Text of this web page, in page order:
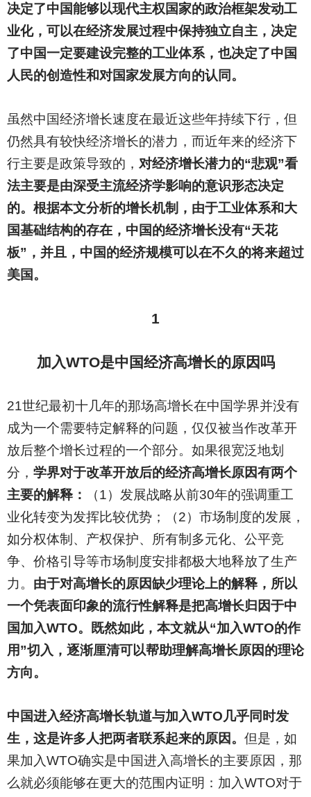
决定了中国能够以现代主权国家的政治框架发动工
业化，可以在经济发展过程中保持独立自主，决定
了中国一定要建设完整的工业体系，也决定了中国
人民的创造性和对国家发展方向的认同。
虽然中国经济增长速度在最近这些年持续下行，但
仍然具有较快经济增长的潜力，而近年来的经济下
行主要是政策导致的， 对经济增长潜力的“悲观”看
法主要是由深受主流经济学影响的意识形态决定
的。根据本文分析的增长机制，由于工业体系和大
国基础结构的存在，中国的经济增长没有“天花
板”，并且，中国的经济规模可以在不久的将来超过
美国。
1
加入WTO是中国经济高增长的原因吗
21世纪最初十几年的那场高增长在中国学界并没有
成为一个需要特定解释的问题，仅仅被当作改革开
放后整个增长过程的一个部分。如果很宽泛地划
分， 学界对于改革开放后的经济高增长原因有两个
主要的解释：
（1）发展战略从前30年的强调重工
业化转变为发挥比较优势；（2）市场制度的发展，
如分权体制、产权保护、所有制多元化、公平竞
争、价格引导等市场制度安排都极大地释放了生产
力。 由于对高增长的原因缺少理论上的解释，所以
一个凭表面印象的流行性解释是把高增长归因于中
国加入WTO。既然如此，本文就从“加入WTO的作
用”切入，逐渐厘清可以帮助理解高增长原因的理论
方向。
中国进入经济高增长轨道与加入WTO几乎同时发
生，这是许多人把两者联系起来的原因。 但是，如
果加入WTO确实是中国进入高增长的主要原因，那
么就必须能够在更大的范围内证明：加入WTO对于